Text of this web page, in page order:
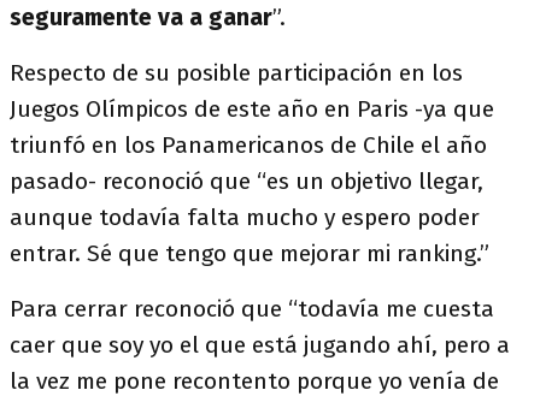
seguramente va a ganar”.
Respecto de su posible participación en los
Juegos Olímpicos de este año en Paris -ya que
triunfó en los Panamericanos de Chile el año
pasado- reconoció que “es un objetivo llegar,
aunque todavía falta mucho y espero poder
entrar. Sé que tengo que mejorar mi ranking.”
Para cerrar reconoció que “todavía me cuesta
caer que soy yo el que está jugando ahí, pero a
la vez me pone recontento porque yo venía de